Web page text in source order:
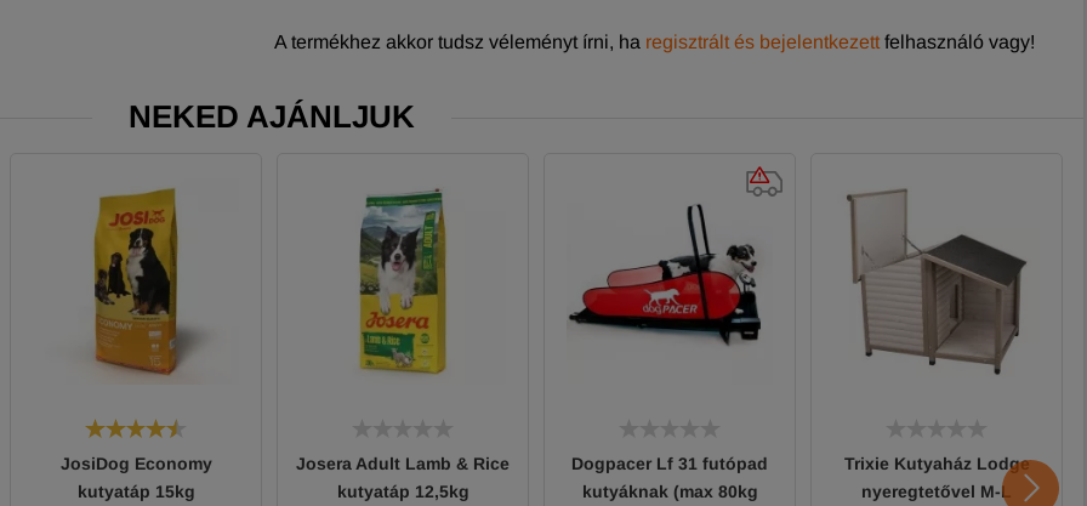
A termékhez akkor tudsz véleményt írni, ha regisztrált és bejelentkezett felhasználó vagy!
NEKED AJÁNLJUK
JosiDog Economy
kutyatáp 15kg
Josera Adult Lamb & Rice
kutyatáp 12,5kg
Dogpacer Lf 31 futópad
kutyáknak (max 80kg
Trixie Kutyaház Lodge
nyeregtetővel M-L